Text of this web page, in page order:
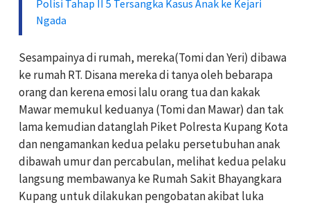
Polisi Tahap II 5 Tersangka Kasus Anak ke Kejari
Ngada
Sesampainya di rumah, mereka(Tomi dan Yeri) dibawa
ke rumah RT. Disana mereka di tanya oleh bebarapa
orang dan kerena emosi lalu orang tua dan kakak
Mawar memukul keduanya (Tomi dan Mawar) dan tak
lama kemudian datanglah Piket Polresta Kupang Kota
dan nengamankan kedua pelaku persetubuhan anak
dibawah umur dan percabulan, melihat kedua pelaku
langsung membawanya ke Rumah Sakit Bhayangkara
Kupang untuk dilakukan pengobatan akibat luka